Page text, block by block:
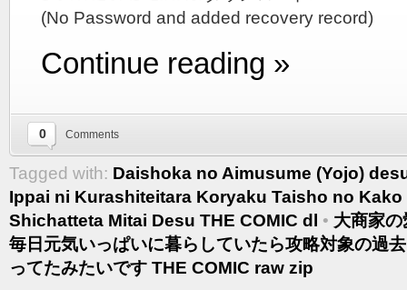
(No Password and added recovery record)
Continue reading »
0 Comments
Tagged with: Daishoka no Aimusume (Yojo)
Ippai ni Kurashiteitara Koryaku Taisho no Kako
Shichatteta Mitai Desu THE COMIC dl
• 大商家
毎日元気いっぱいに暮らしていたら攻略対象の過
ってたみたいです THE COMIC raw zip